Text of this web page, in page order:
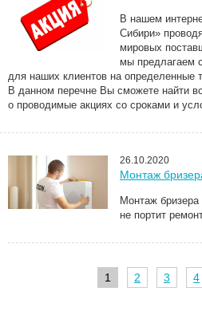
В нашем
Сибири»
мировых
мы предлагаем
для наших клиентов на определенные
В данном перечне Вы сможете найти
о проводимые акциях со сроками и
26.10.2020
Монтаж
Монтаж бризера
не портит
1 2 3 4